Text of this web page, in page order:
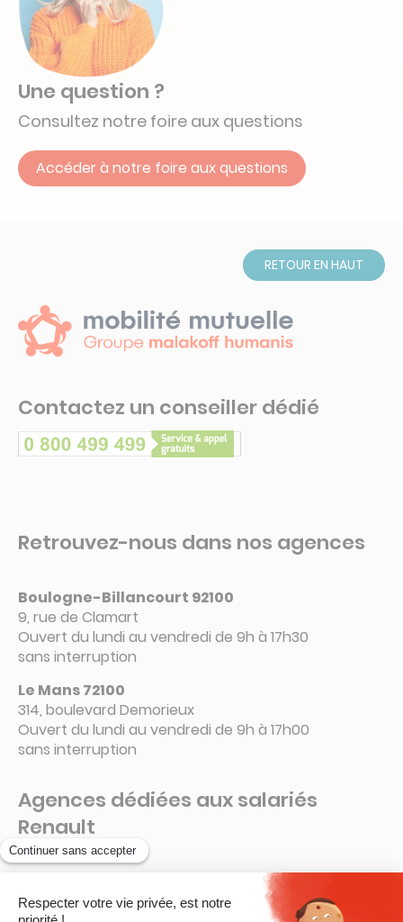
Une question ?
Consultez notre foire aux questions
Accéder à notre foire aux questions
Contactez un conseiller dédié
Retrouvez-nous dans nos agences
Boulogne-Billancourt 92100
9, rue de Clamart
Ouvert du lundi au vendredi de 9h à 17h30
sans interruption
Le Mans 72100
314, boulevard Demorieux
Ouvert du lundi au vendredi de 9h à 17h00
sans interruption
Agences dédiées aux salariés
Renault
La Ruche – Connecteur 6 A
RETOUR EN HAUT